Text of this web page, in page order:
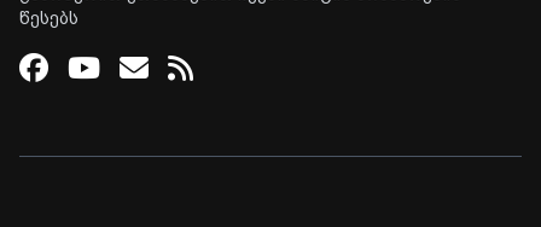
წესებს
Facebook
Youtube
Email
RSS